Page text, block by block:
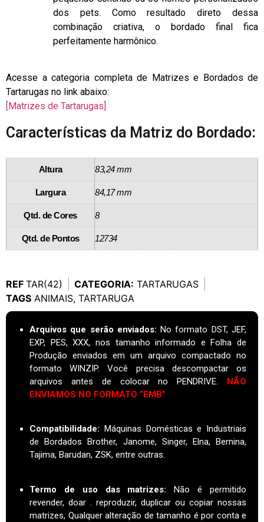
dos pets. Como resultado direto dessa
combinação criativa, o bordado final fica
perfeitamente harmônico.
Acesse a categoria completa de Matrizes e Bordados de
Tartarugas no link abaixo:
[Matrizes de Tartarugas]
Características da Matriz do Bordado:
Altura 83,24 mm
Largura 84,17 mm
Qtd. de Cores 8
Qtd. de Pontos 12734
REF TAR(42) CATEGORIA: TARTARUGAS
TAGS ANIMAIS, TARTARUGA
Arquivos que serão enviados: No formato DST, JEF,
EXP, PES, XXX, nos tamanho informado e Folha de
Produção enviados em um arquivo compactado no
formato WINZIP. Você precisa descompactar os
arquivos antes de colocar no PENDRIVE. NÃO
ENVIAMOS NO FORMATO “EMB”
Compatibilidade: Máquinas Domésticas e Industriais
de Bordados Brother, Janome, Singer, Elna, Bernina,
Tajima, Barudan, ZSK, entre outras.
Termo de uso das matrizes:
Não é permitido
revender, doar . reproduzir, duplicar ou copiar nossas
matrizes, Qualquer alteração de tamanho é por conta e